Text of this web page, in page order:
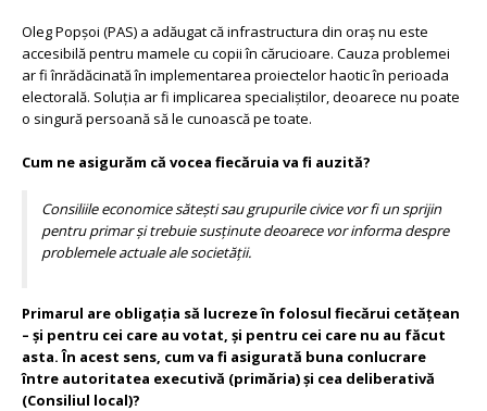
Oleg Popșoi (PAS) a adăugat că infrastructura din oraș nu este
accesibilă pentru mamele cu copii în cărucioare. Cauza problemei
ar fi înrădăcinată în implementarea proiectelor haotic în perioada
electorală. Soluția ar fi implicarea specialiștilor, deoarece nu poate
o singură persoană să le cunoască pe toate.
Cum ne asigurăm că vocea fiecăruia va fi auzită?
Consiliile economice sătești sau grupurile civice vor fi un sprijin
pentru primar și trebuie susținute deoarece vor informa despre
problemele actuale ale societății.
Primarul are obligația să lucreze în folosul fiecărui cetățean
– și pentru cei care au votat, și pentru cei care nu au făcut
asta. În acest sens, cum va fi asigurată buna conlucrare
între autoritatea executivă (primăria) și cea deliberativă
(Consiliul local)?